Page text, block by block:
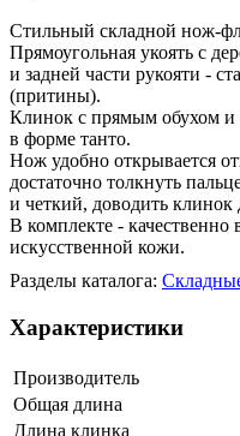
Стильный складной нож-
Прямоугольная укоять с
и задней части рукояти -
(притины).
Клинок с прямым обухом
в форме танто.
Нож удобно открывается
достаточно толкнуть
и четкий, доводить клинок
В комплекте -
искусственной кожи.
Разделы каталога:
Характеристики
Производитель
Общая длина
Длина клинка